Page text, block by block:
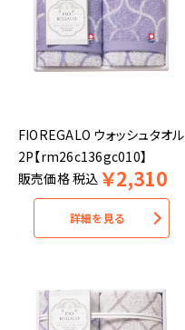
FIOREGALO ウォッシュタオル
2P【rm26c136gc010】
販売価格税込 ￥2,310
詳細を見る